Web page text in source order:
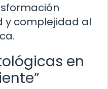
y complejidad al
en